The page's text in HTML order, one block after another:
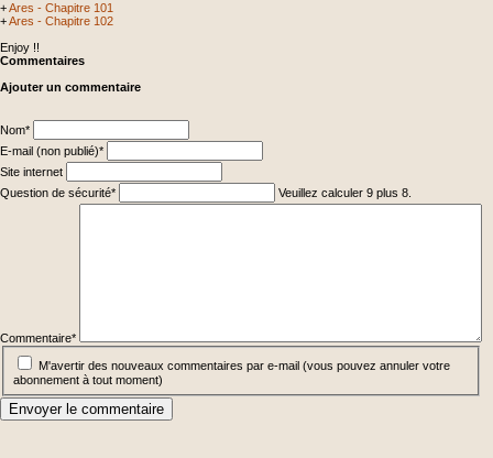
+Ares - Chapitre 101
+Ares - Chapitre 102
Enjoy !!
Commentaires
Ajouter un commentaire
Champ
obligatoire
Nom*
Champ
obligatoire
E-mail (non publié)*
Site internet
Champ
obligatoire
Question de sécurité*
Veuillez calculer 9 plus 8.
Commentaire*
M'avertir des nouveaux commentaires par e-mail (vous pouvez annuler votre
abonnement à tout moment)
Envoyer le commentaire